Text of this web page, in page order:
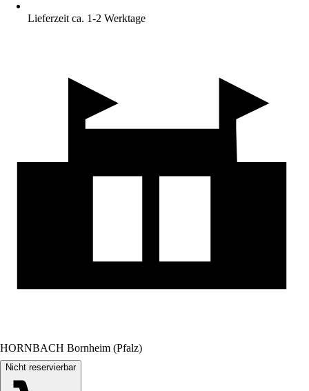
Lieferzeit ca. 1-2 Werktage
HORNBACH Bornheim (Pfalz)
Nicht reservierbar